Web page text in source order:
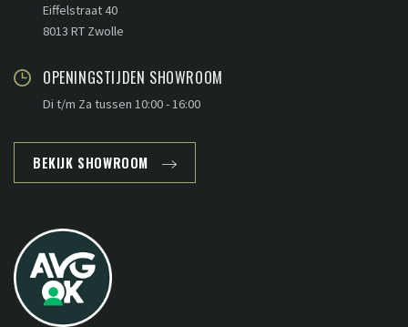
Eiffelstraat 40
8013 RT Zwolle
OPENINGSTIJDEN SHOWROOM
Di t/m Za tussen 10:00 - 16:00
BEKIJK SHOWROOM